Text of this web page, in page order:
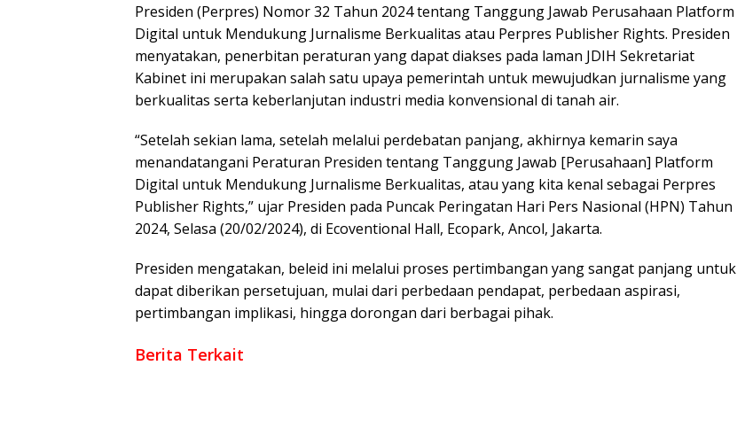
Presiden (Perpres) Nomor 32 Tahun 2024 tentang Tanggung Jawab Perusahaan Platform
Digital untuk Mendukung Jurnalisme Berkualitas atau Perpres Publisher Rights. Presiden
menyatakan, penerbitan peraturan yang dapat diakses pada laman JDIH Sekretariat
Kabinet ini merupakan salah satu upaya pemerintah untuk mewujudkan jurnalisme yang
berkualitas serta keberlanjutan industri media konvensional di tanah air.
“Setelah sekian lama, setelah melalui perdebatan panjang, akhirnya kemarin saya
menandatangani Peraturan Presiden tentang Tanggung Jawab [Perusahaan] Platform
Digital untuk Mendukung Jurnalisme Berkualitas, atau yang kita kenal sebagai Perpres
Publisher Rights,” ujar Presiden pada Puncak Peringatan Hari Pers Nasional (HPN) Tahun
2024, Selasa (20/02/2024), di Ecoventional Hall, Ecopark, Ancol, Jakarta.
Presiden mengatakan, beleid ini melalui proses pertimbangan yang sangat panjang untuk
dapat diberikan persetujuan, mulai dari perbedaan pendapat, perbedaan aspirasi,
pertimbangan implikasi, hingga dorongan dari berbagai pihak.
Berita Terkait